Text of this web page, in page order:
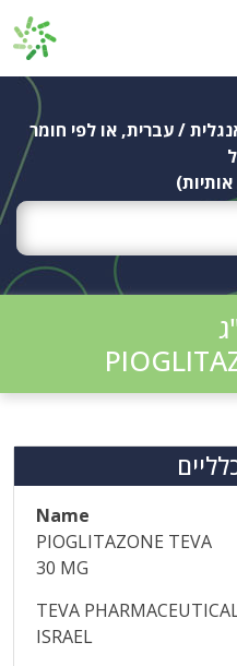
/ עברית, או לפי חומר
Name
PIOGLITAZONE TEVA
30 MG
TEVA
ISRAEL